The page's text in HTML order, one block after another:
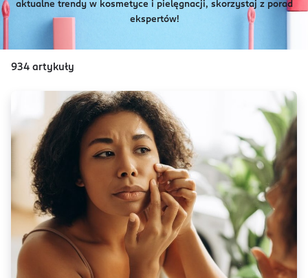
aktualne trendy w kosmetyce i pielęgnacji, skorzystaj z porad
ekspertów!
934 artykuły